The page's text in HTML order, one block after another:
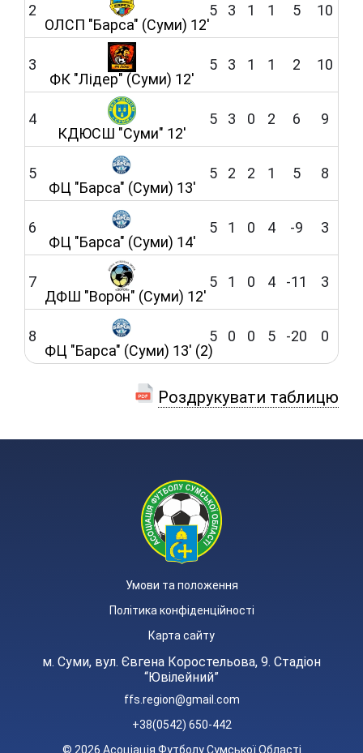
2
ОЛСП "Барса" (Суми) 12'
5 3 1 1 5 10
3
ФК "Лідер" (Суми) 12'
5 3 1 1 2 10
4
КДЮСШ "Суми" 12'
5 3 0 2 6 9
5
ФЦ "Барса" (Суми) 13'
5 2 2 1 5 8
6
ФЦ "Барса" (Суми) 14'
5 1 0 4 -9 3
7
ДФШ "Ворон" (Суми) 12'
5 1 0 4 -11 3
8
ФЦ "Барса" (Суми) 13' (2)
5 0 0 5 -20 0
Роздрукувати таблицю
Умови та положення
Політика конфіденційності
Карта сайту
м. Суми, вул. Євгена Коростельова, 9. Стадіон
“Ювілейний”
ffs.region@gmail.com
+38(0542) 650-442
© 2026 Асоціація Футболу Сумської Області